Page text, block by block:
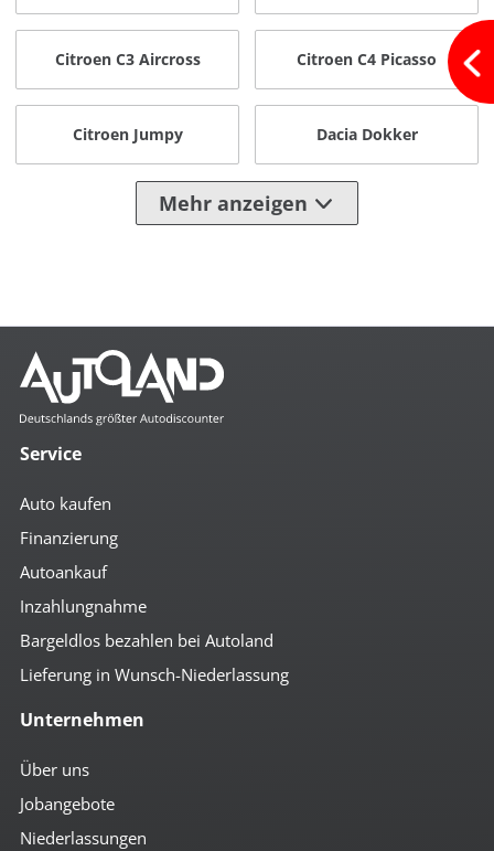
Citroen C3 Aircross Citroen C4 Picasso
Citroen Jumpy Dacia Dokker
Mehr anzeigen
Service
Auto kaufen
Finanzierung
Autoankauf
Inzahlungnahme
Bargeldlos bezahlen bei Autoland
Lieferung in Wunsch-Niederlassung
Unternehmen
Über uns
Jobangebote
Niederlassungen